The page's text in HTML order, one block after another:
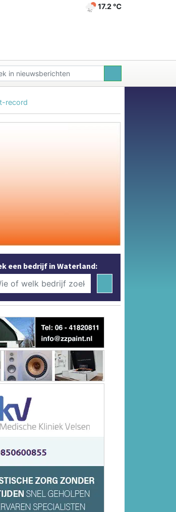
17.2 ℃
record
een bedrijf in Waterland: